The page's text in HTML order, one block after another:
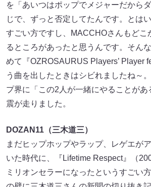
を「あいつはポップでメジャーだから
じで、ずっと否定してたんです。とは
すごい方ですし、MACCHOさんもどこ
るところがあったと思うんです。そん
めて『OZROSAURUS Players’ Player
う曲を出したときはシビれましたね～
プ界に「この2人が一緒にやることがあ
震が走りました。
DOZAN11（三木道三）
まだヒップホップやラップ、レゲエが
いた時代に、『Lifetime Respect』（
ミリオンセラーになったというすごい